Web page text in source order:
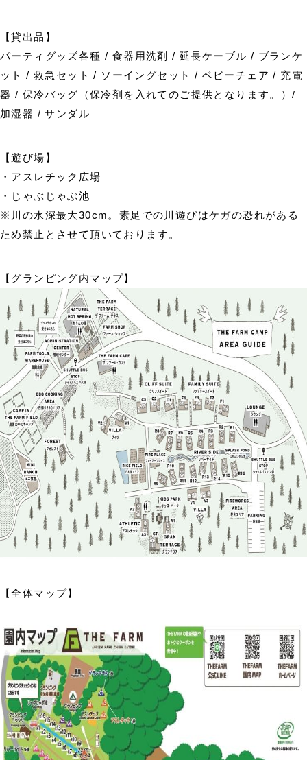
【貸出品】
パーティグッズ各種 / 食器用洗剤 / 延長ケーブル / ブランケ
ット / 救急セット / ソーイングセット / ベビーチェア / 充電
器 / 保冷バッグ（保冷剤を入れてのご提供となります。）/
加湿器 / サンダル
【遊び場】
・アスレチック広場
・じゃぶじゃぶ池
※川の水深最大30cm。素足での川遊びはケガの恐れがある
ため禁止とさせて頂いております。
【グランピング内マップ】
【全体マップ】